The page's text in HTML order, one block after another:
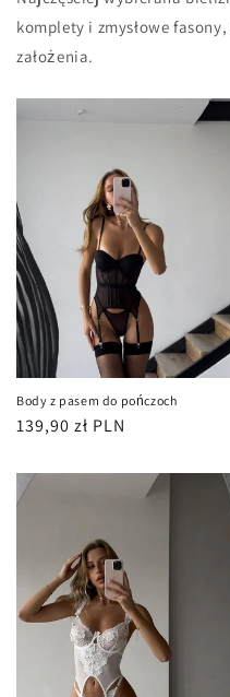
komplety i zmysłowe
założenia.
Body z pasem do pończoch
Cena
139,90 zł PLN